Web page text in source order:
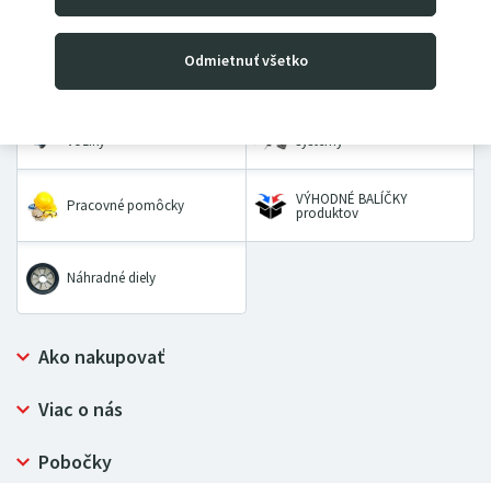
Odmietnuť všetko
Dielenské žeriavy a hevery Kladkostroje
vozíky systémy
Pracovné pomôcky VÝHODNÉ BALÍČKY
produktov
Náhradné diely
Ako nakupovať
Prečo nakupovať u LUGERO
Ochrana osobných údajov
Viac o nás
Bezpečný nákup
Certifikát NATUR-PACK
Pobočky